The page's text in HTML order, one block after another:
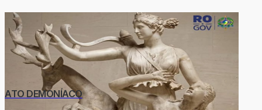
ATO DEMONÍACO